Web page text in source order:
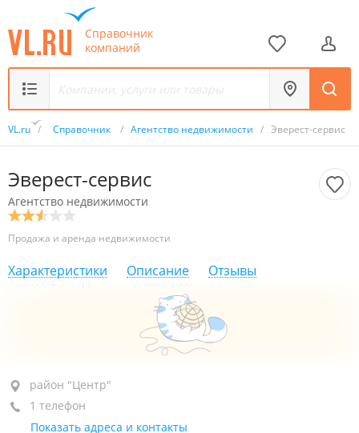
Справочник
компаний
VL.ru / Справочник / Агентство недвижимости / Эверест-сервис
Эверест-сервис
Агентство недвижимости
Продажа и аренда недвижимости
Характеристики Описание Отзывы
район "Центр", ул. Суханова, 3А
5-й этаж, каб. 503б
район "Центр"
1 телефон
Показать адреса и контакты